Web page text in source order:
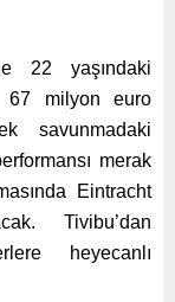
22 yaşındaki
67 milyon euro
savunmadaki
merak
Eintracht
Tivibu’dan
heyecanlı